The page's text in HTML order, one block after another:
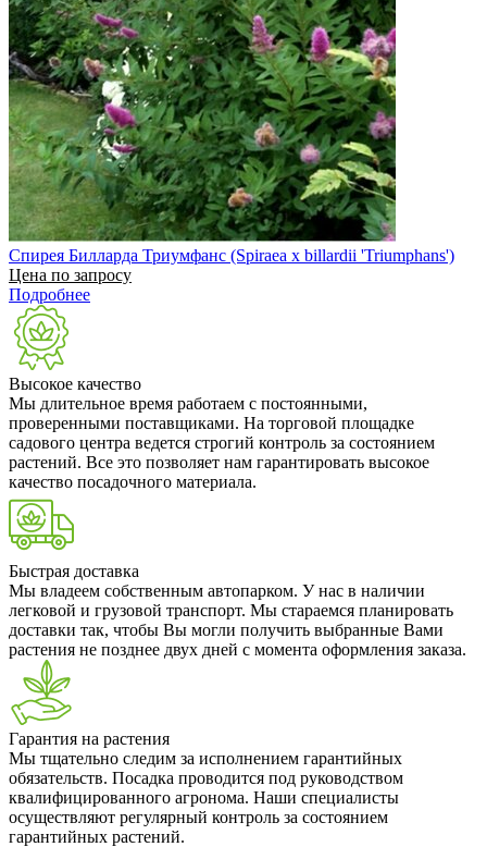
Спирея Билларда Триумфанс (Spiraea x billardii 'Triumphans')
Цена по запросу
Подробнее
Высокое качество
Мы длительное время работаем с постоянными,
проверенными поставщиками. На торговой площадке
садового центра ведется строгий контроль за состоянием
растений. Все это позволяет нам гарантировать высокое
качество посадочного материала.
Быстрая доставка
Мы владеем собственным автопарком. У нас в наличии
легковой и грузовой транспорт. Мы стараемся планировать
доставки так, чтобы Вы могли получить выбранные Вами
растения не позднее двух дней с момента оформления заказа.
Гарантия на растения
Мы тщательно следим за исполнением гарантийных
обязательств. Посадка проводится под руководством
квалифицированного агронома. Наши специалисты
осуществляют регулярный контроль за состоянием
гарантийных растений.